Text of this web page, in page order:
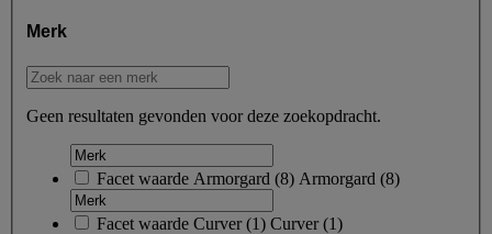
Merk
Geen resultaten gevonden voor deze zoekopdracht.
Facet waarde Armorgard (8) Armorgard (8)
Facet waarde Curver(1) Curver(1)